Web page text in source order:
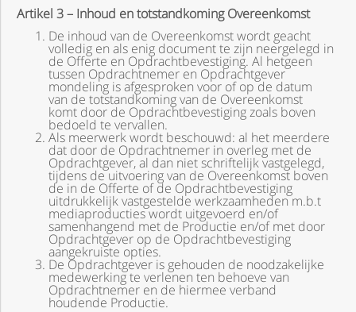
Artikel 3 – Inhoud en totstandkoming Overeenkomst
De inhoud van de Overeenkomst wordt geacht
volledig en als enig document te zijn neergelegd in
de Offerte en Opdrachtbevestiging. Al hetgeen
tussen Opdrachtnemer en Opdrachtgever
mondeling is afgesproken voor of op de datum
van de totstandkoming van de Overeenkomst
komt door de Opdrachtbevestiging zoals boven
bedoeld te vervallen.
Als meerwerk wordt beschouwd: al het meerdere
dat door de Opdrachtnemer in overleg met de
Opdrachtgever, al dan niet schriftelijk vastgelegd,
tijdens de uitvoering van de Overeenkomst boven
de in de Offerte of de Opdrachtbevestiging
uitdrukkelijk vastgestelde werkzaamheden m.b.t
mediaproducties wordt uitgevoerd en/of
samenhangend met de Productie en/of met door
Opdrachtgever op de Opdrachtbevestiging
aangekruiste opties.
De Opdrachtgever is gehouden de noodzakelijke
medewerking te verlenen ten behoeve van
Opdrachtnemer en de hiermee verband
houdende Productie.